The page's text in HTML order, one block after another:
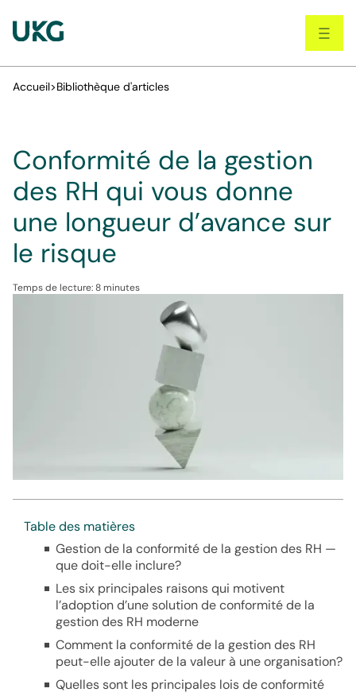
main
Accueil>Bibliothèque d'articles
Conformité de la gestion
des RH qui vous donne
une longueur d’avance sur
le risque
Temps de lecture: 8 minutes
Table des matières
Gestion de la conformité de la gestion des RH —
que doit-elle inclure?
Les six principales raisons qui motivent
l’adoption d’une solution de conformité de la
gestion des RH moderne
Comment la conformité de la gestion des RH
peut-elle ajouter de la valeur à une organisation?
Quelles sont les principales lois de conformité